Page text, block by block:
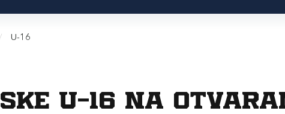
U-16
U-16 na